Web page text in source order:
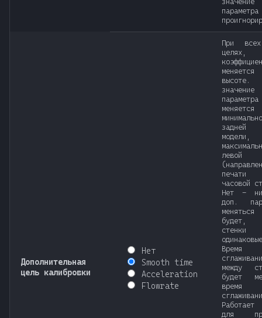
Дополнительная
цель калибровки
Нет
Smooth time
Acceleration
Flowrate
При
целях,
параметра
задней
левой
часовой
Нет -
доп.
стенки
одинаковые
Время
между
будет
время
Работает
для